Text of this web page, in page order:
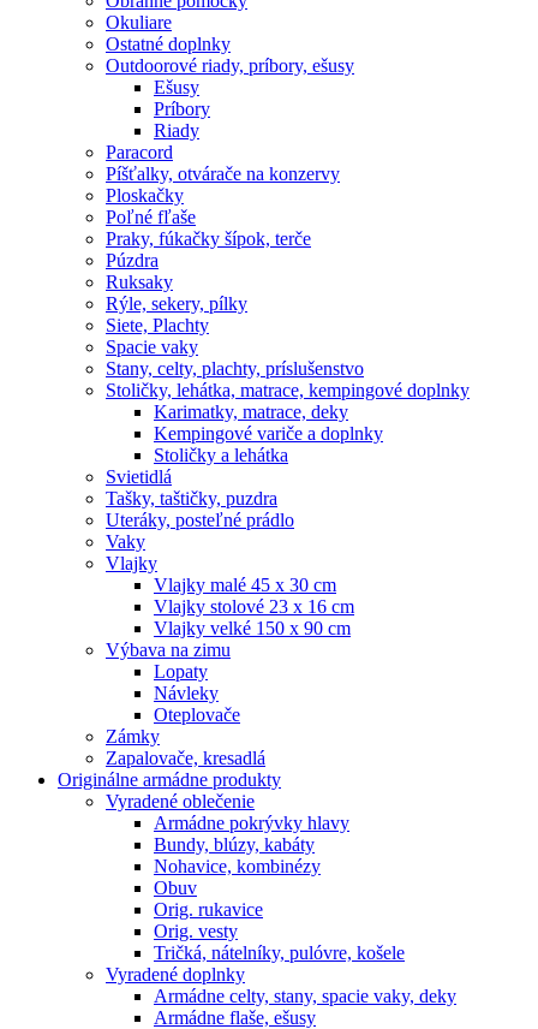
Okuliare
Ostatné doplnky
Outdoorové riady, príbory, ešusy
Ešusy
Príbory
Riady
Paracord
Píšťalky, otvárače na konzervy
Ploskačky
Poľné fľaše
Praky, fúkačky šípok, terče
Púzdra
Ruksaky
Rýle, sekery, pílky
Siete, Plachty
Spacie vaky
Stany, celty, plachty, príslušenstvo
Stoličky, lehátka, matrace, kempingové doplnky
Karimatky, matrace, deky
Kempingové variče a doplnky
Stoličky a lehátka
Svietidlá
Tašky, taštičky, puzdra
Uteráky, posteľné prádlo
Vaky
Vlajky
Vlajky malé 45 x 30 cm
Vlajky stolové 23 x 16 cm
Vlajky velké 150 x 90 cm
Výbava na zimu
Lopaty
Návleky
Oteplovače
Zámky
Zapalovače, kresadlá
Originálne armádne produkty
Vyradené oblečenie
Armádne pokrývky hlavy
Bundy, blúzy, kabáty
Nohavice, kombinézy
Obuv
Orig. rukavice
Orig. vesty
Tričká, nátelníky, pulóvre, košele
Vyradené doplnky
Armádne celty, stany, spacie vaky, deky
Armádne flaše, ešusy